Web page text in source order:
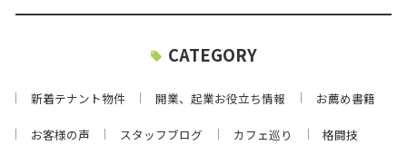
CATEGORY
新着テナント物件 開業、起業お役立ち情報 お薦め書籍
お客様の声 スタッフブログ カフェ巡り 格闘技